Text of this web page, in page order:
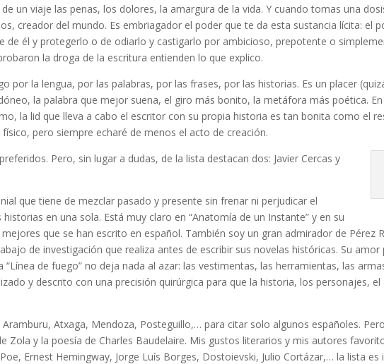
un viaje las penas, los dolores, la amargura de la vida. Y cuando tomas una
creador del mundo. Es embriagador el poder que te da esta sustancia lícita: el
él y protegerlo o de odiarlo y castigarlo por ambicioso, prepotente o
la droga de la escritura entienden lo que explico.
por la lengua, por las palabras, por las frases, por las historias. Es un placer
la palabra que mejor suena, el giro más bonito, la metáfora más poética.
la lid que lleva a cabo el escritor con su propia historia es tan bonita como el
pero siempre echaré de menos el acto de creación.
Pero, sin lugar a dudas, de la lista destacan dos: Javier Cercas y
que tiene de mezclar pasado y presente sin frenar ni perjudicar el
en una sola. Está muy claro en “Anatomía de un Instante” y en su
que se han escrito en español. También soy un gran admirador de Pérez
de investigación que realiza antes de escribir sus novelas históricas. Su
de fuego” no deja nada al azar: las vestimentas, las herramientas, las
y descrito con una precisión quirúrgica para que la historia, los personajes, el
Atxaga, Mendoza, Posteguillo,… para citar solo algunos españoles.
Zola y la poesía de Charles Baudelaire. Mis gustos literarios y mis autores
Ernest Hemingway, Jorge Luís Borges, Dostoievski, Julio Cortázar,… la lista es